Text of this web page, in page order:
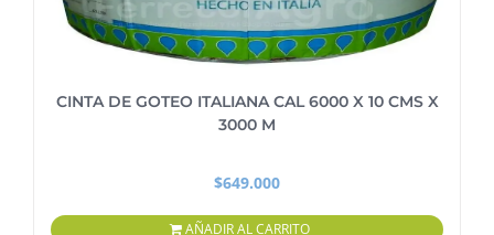
CINTA DE GOTEO ITALIANA CAL 6000 X 10 CMS X
3000 M
$649.000
AÑADIR AL CARRITO